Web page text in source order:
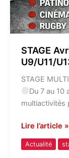
STAGE
U9/U11/
STAGE
Du 7 au 10
multiactivités
Lire l’article »
Actualité